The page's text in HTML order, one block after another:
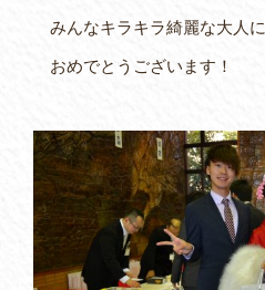
みんなキラキラ綺麗な大人
おめでとうございます！